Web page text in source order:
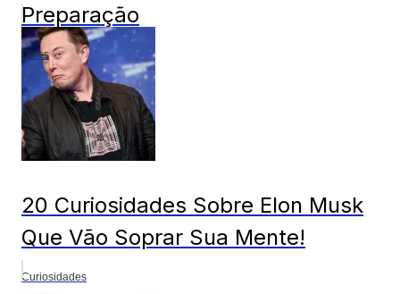
Preparação
Dicas
20 Curiosidades Sobre Elon Musk
Que Vão Soprar Sua Mente!
Curiosidades